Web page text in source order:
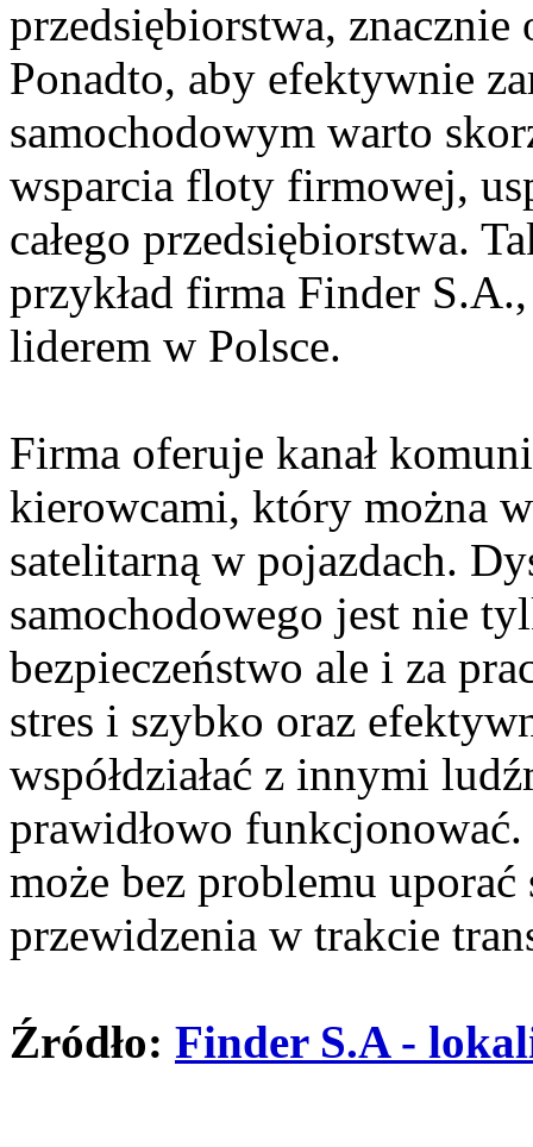
przedsiębiorstwa,
Ponadto, aby efektywnie
samochodowym warto
wsparcia floty firmowej,
całego przedsiębiorstwa.
przykład firma Finder
liderem w Polsce.
Firma oferuje kanał
kierowcami, który można
satelitarną w pojazdach.
samochodowego jest nie
bezpieczeństwo ale i za
stres i szybko oraz
współdziałać z innymi
prawidłowo
może bez problemu
przewidzenia w trakcie
Źródło: Finder S.A -